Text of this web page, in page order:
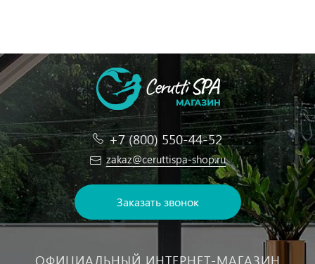
+7 (800) 550-44-52
zakaz@ceruttispa-shop.ru
Заказать звонок
ОФИЦИАЛЬНЫЙ ИНТЕРНЕТ-МАГАЗИН